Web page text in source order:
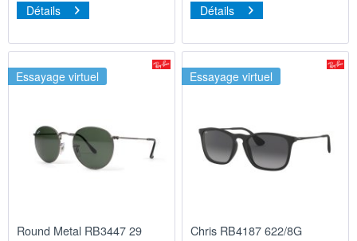
Détails Détails
Essayage virtuel
Round Metal RB3447 29
Essayage virtuel
Chris RB4187 622/8G